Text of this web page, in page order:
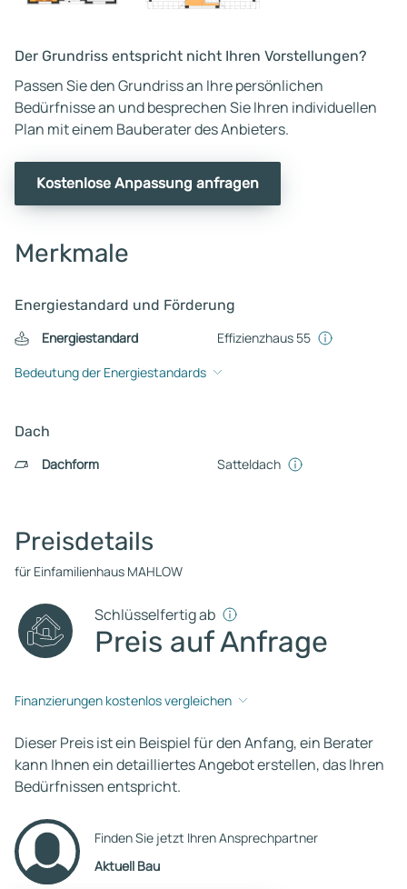
Der Grundriss entspricht nicht Ihren Vorstellungen?
Passen Sie den Grundriss an Ihre persönlichen
Bedürfnisse an und besprechen Sie Ihren individuellen
Plan mit einem Bauberater des Anbieters.
Kostenlose Anpassung anfragen
Merkmale
Energiestandard und Förderung
Energiestandard
Effizienzhaus 55
Bedeutung der Energiestandards
Dach
Dachform
Satteldach
Preisdetails
für Einfamilienhaus MAHLOW
Schlüsselfertig ab
Preis auf Anfrage
Finanzierungen kostenlos vergleichen
Dieser Preis ist ein Beispiel für den Anfang, ein Berater
kann Ihnen ein detailliertes Angebot erstellen, das Ihren
Bedürfnissen entspricht.
Finden Sie jetzt Ihren Ansprechpartner
Aktuell Bau